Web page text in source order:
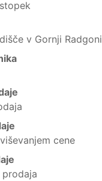
v Gornji Radgoni
cene
prodaja